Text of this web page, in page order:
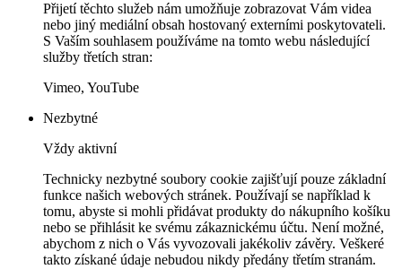
Přijetí těchto služeb nám umožňuje zobrazovat Vám videa
nebo jiný mediální obsah hostovaný externími poskytovateli.
S Vaším souhlasem používáme na tomto webu následující
služby třetích stran:
Vimeo, YouTube
Nezbytné
Vždy aktivní
Technicky nezbytné soubory cookie zajišťují pouze základní
funkce našich webových stránek. Používají se například k
tomu, abyste si mohli přidávat produkty do nákupního košíku
nebo se přihlásit ke svému zákaznickému účtu. Není možné,
abychom z nich o Vás vyvozovali jakékoliv závěry. Veškeré
takto získané údaje nebudou nikdy předány třetím stranám.